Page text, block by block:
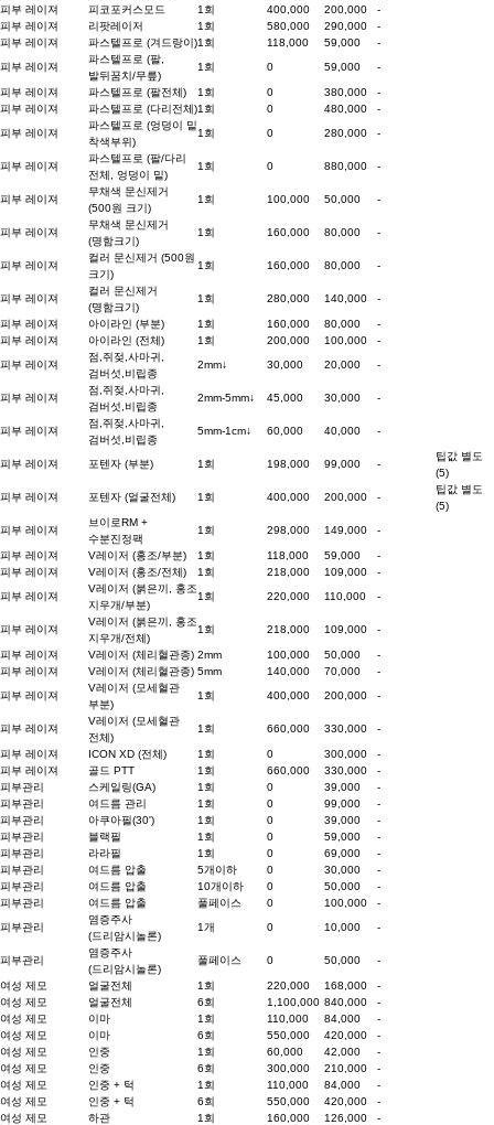
피부 레이져
피코포커스모드 1회 400,000 200,000
-
피부 레이져
리팟레이저 1회 580,000 290,000
-
피부 레이져
파스텔프로 (겨드랑이)1회 118,000 59,000
-
피부 레이져
파스텔프로 (팔,
발뒤꿈치/무릎)
1회 0 59,000 -
피부 레이져 파스텔프로 (팔전체) 1회 0 380,000
-
피부 레이져
파스텔프로 (다리전체)1회 0 480,000
-
피부 레이져
파스텔프로 (엉덩이 밑
착색부위)
1회 0 280,000 -
피부 레이져
파스텔프로 (팔/다리
전체, 엉덩이 밑)
1회 0 880,000 -
피부 레이져
무채색 문신제거
(500원 크기)
1회 100,000 50,000 -
피부 레이져
무채색 문신제거
(명함크기)
1회 160,000 80,000 -
피부 레이져
컬러 문신제거 (500원
크기)
1회 160,000 80,000 -
피부 레이져
컬러 문신제거
(명함크기)
1회 280,000 140,000 -
피부 레이져 아이라인 (부분) 1회 160,000 80,000
-
피부 레이져
아이라인 (전체) 1회 200,000 100,000
-
피부 레이져
점,쥐젖,사마귀,
검버섯,비립종
2mm↓ 30,000 20,000 -
피부 레이져
점,쥐젖,사마귀,
검버섯,비립종
2mm-5mm↓ 45,000 30,000 -
피부 레이져
점,쥐젖,사마귀,
검버섯,비립종
5mm-1cm↓ 60,000 40,000 -
피부 레이져 포텐자 (부분) 1회 198,000 99,000 -
팁값 별도
(5)
피부 레이져
포텐자 (얼굴전체) 1회 400,000 200,000 -
팁값 별도
(5)
피부 레이져
브이로RM +
수분진정팩
1회 298,000 149,000 -
피부 레이져 V레이저 (홍조/부분) 1회 118,000 59,000
-
피부 레이져
V레이저 (홍조/전체) 1회 218,000 109,000
-
피부 레이져
V레이저 (붉은끼, 홍조
지우개/부분)
1회 220,000 110,000 -
피부 레이져
V레이저 (붉은끼, 홍조
지우개/전체)
1회 218,000 109,000 -
피부 레이져 V레이저 (체리혈관종) 2mm 100,000 50,000
-
피부 레이져
V레이저 (체리혈관종) 5mm 140,000 70,000
-
피부 레이져
V레이저 (모세혈관
부분)
1회 400,000 200,000 -
피부 레이져
V레이저 (모세혈관
전체)
1회 660,000 330,000 -
피부 레이져 ICON XD (전체) 1회 0 300,000
-
피부 레이져
골드 PTT 1회 660,000 330,000
-
피부관리
스케일링(GA) 1회 0 39,000
-
피부관리
여드름 관리 1회 0 99,000
-
피부관리
아쿠아필(30') 1회 0 39,000
-
피부관리
블랙필 1회 0 59,000
-
피부관리
라라필 1회 0 69,000
-
피부관리
여드름 압출 5개이하 0 30,000
-
피부관리
여드름 압출 10개이하 0 50,000
-
피부관리
여드름 압출 풀페이스 0 100,000
-
피부관리
염증주사
(드리암시놀론)
1개 0 10,000 -
피부관리
염증주사
(드리암시놀론)
풀페이스 0 50,000 -
여성 제모 얼굴전체 1회 220,000 168,000
-
여성 제모
얼굴전체 6회 1,100,000 840,000
-
여성 제모
이마 1회 110,000 84,000
-
여성 제모
이마 6회 550,000 420,000
-
여성 제모
인중 1회 60,000 42,000
-
여성 제모
인중 6회 300,000 210,000
-
여성 제모
인중 + 턱 1회 110,000 84,000
-
여성 제모
인중 + 턱 6회 550,000 420,000
-
여성 제모
하관 1회 160,000 126,000
-